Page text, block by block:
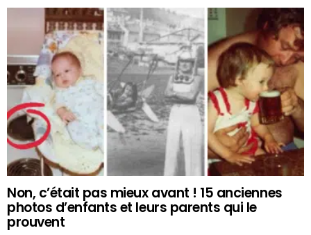
Non, c’était pas mieux avant ! 15 anciennes
photos d’enfants et leurs parents qui le
prouvent